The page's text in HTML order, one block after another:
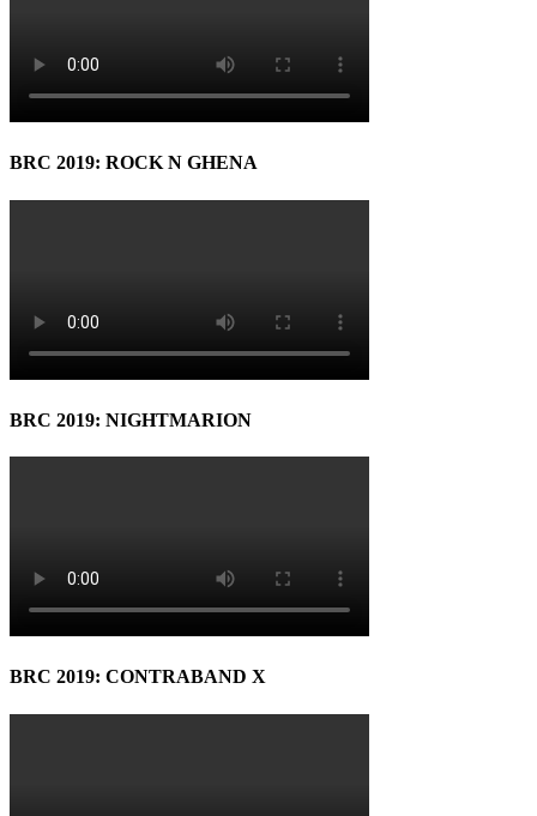
BRC 2019: ROCK N GHENA
BRC 2019: NIGHTMARION
BRC 2019: CONTRABAND X